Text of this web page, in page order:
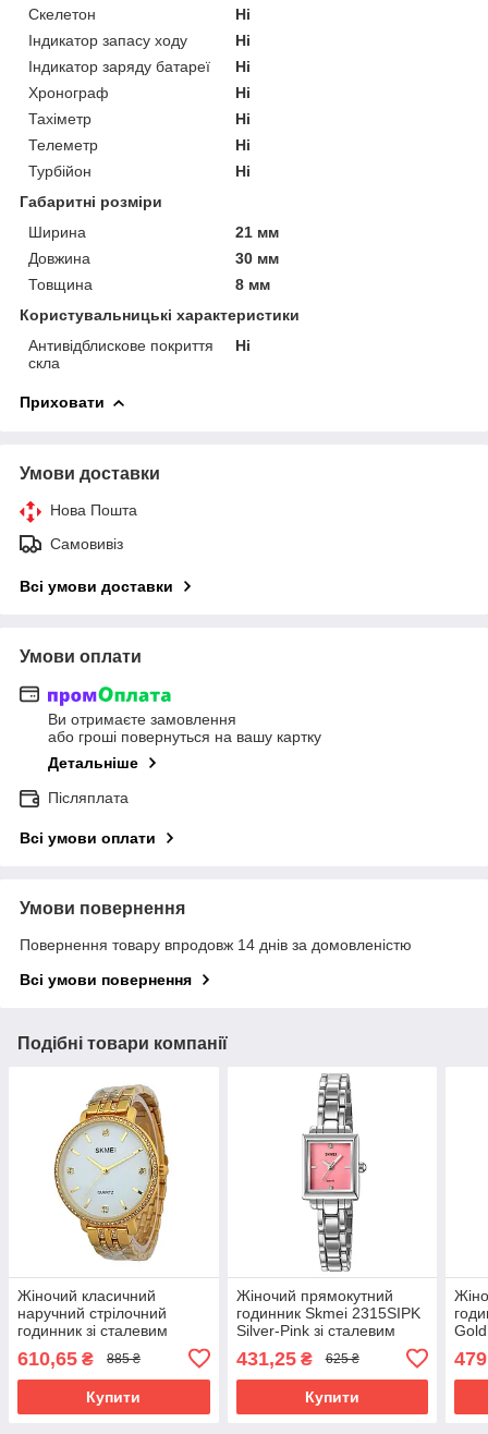
Скелетон
Ні
Індикатор запасу ходу
Ні
Індикатор заряду батареї
Ні
Хронограф
Ні
Тахіметр
Ні
Телеметр
Ні
Турбійон
Ні
Габаритні розміри
Ширина
21 мм
Довжина
30 мм
Товщина
8 мм
Користувальницькі характеристики
Антивідблискове покриття
скла
Ні
Приховати
Умови доставки
Нова Пошта
Самовивіз
Всі умови доставки
Умови оплати
Ви отримаєте замовлення
або гроші повернуться на вашу картку
Детальніше
Післяплата
Всі умови оплати
Умови повернення
Повернення товару впродовж 14 днів за домовленістю
Всі умови повернення
Подібні товари компанії
Жіночий класичний
наручний стрілочний
годинник зі сталевим
GDWT
610,65 ₴ 885 ₴
Купити
Жіночий прямокутний
годинник Skmei 2315SIPK
Silver-Pink зі сталевим
431,25₴ 625 ₴
Купити